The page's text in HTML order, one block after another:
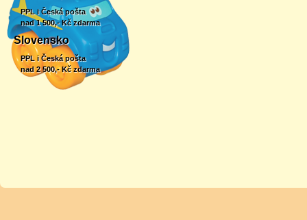
PPL i Česká pošta
nad 1 500,- Kč zdarma
Slovensko
PPL i Česká pošta
nad 2 500,- Kč zdarma